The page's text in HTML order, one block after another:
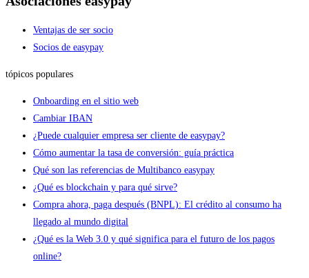
Ventajas de ser socio
Socios de easypay
tópicos populares
Onboarding en el sitio web
Cambiar IBAN
¿Puede cualquier empresa ser cliente de easypay?
Cómo aumentar la tasa de conversión: guía práctica
Qué son las referencias de Multibanco easypay
¿Qué es blockchain y para qué sirve?
Compra ahora, paga después (BNPL): El crédito al consumo ha
llegado al mundo digital
¿Qué es la Web 3.0 y qué significa para el futuro de los pagos
online?